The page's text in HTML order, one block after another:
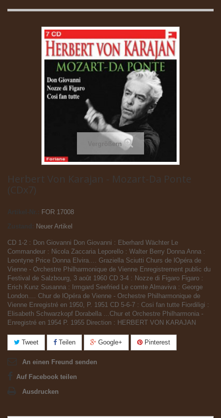
Vergrößern
Herbert Von Karajan - Mozart-Da Ponte
(CDx7)
Artikel-Nr.:
FOR 17008
Zustand:
Neuer Artikel
CD 1-2 : Don Giovanni Don Giovanni : Eberhard Wächter Le
Commandeur : Nicola Zaccaria Leporello : Walter Berry Donna Anna :
Leontyne Price Donna Elvira.... Graziella Sciutti Churs de lOpéra de
Vienne - Orchestre Philharmonique de Vienne Enregistrement public du
Festival de Salzbourg, 3 août 1960 CD 3-4 : Nozze di Figaro Figaro :
Erich Kunz Susanna : Irmgard Seefried Le comte Almaviva : George
London.... Chur de lOpéra de Vienne - Orchestre Philharmonique de
Vienne Enregistré en 1950, P. 1951 CD 5-6-7 : Cosi fan tutte Fiordiligi :
Elisabeth Schwarzkopf Dorabella ...Chur et Orchestre Philharmonia -
Enregistré en 1954 P. 1955 Direction : HERBERT VON KARAJAN
Tweet Teilen Google+ Pinterest
An einen Freund senden
Auf Facebook teilen
Ausdrucken